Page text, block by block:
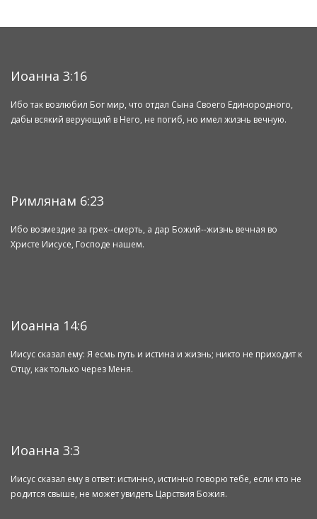
Иоанна 3:16
Ибо так возлюбил Бог мир, что отдал Сына Своего Единородного,
дабы всякий верующий в Него, не погиб, но имел жизнь вечную.
Римлянам 6:23
Ибо возмездие за грех--смерть, а дар Божий--жизнь вечная во
Христе Иисусе, Господе нашем.
Иоанна 14:6
Иисус сказал ему: Я есмь путь и истина и жизнь; никто не приходит к
Отцу, как только через Меня.
Иоанна 3:3
Иисус сказал ему в ответ: истинно, истинно говорю тебе, если кто не
родится свыше, не может увидеть Царствия Божия.